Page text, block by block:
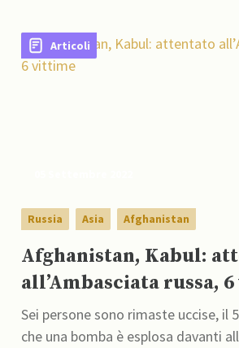
Articoli
Russia Asia Afghanistan
Afghanistan, Kabul:
Sei persone sono rimaste uccise, il
che una bomba è esplosa davanti